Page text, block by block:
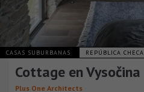
CASAS SUBURBANAS REPÚBLICA CHECA
Cottage en Vysočina
Plus One Architects